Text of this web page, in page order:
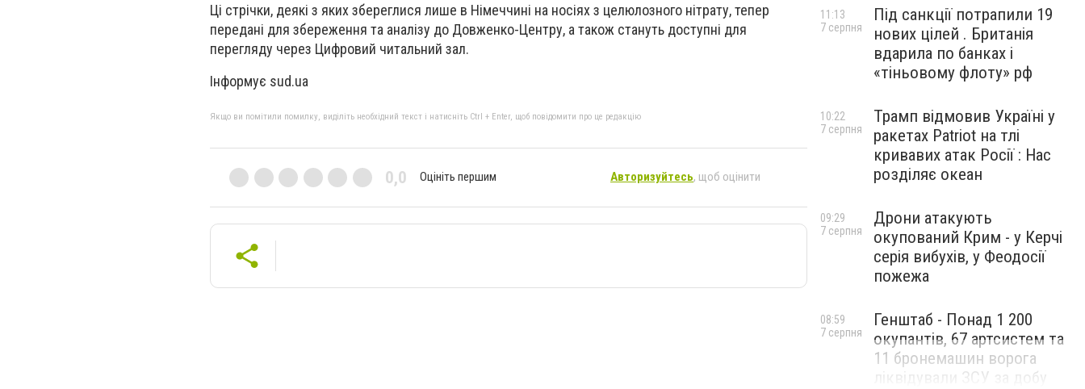
Ці стрічки, деякі з яких збереглися лише в Німеччині на носіях з целюлозного нітрату, тепер
передані для збереження та аналізу до Довженко-Центру, а також стануть доступні для
перегляду через Цифровий читальний зал.
Інформує sud.ua
Якщо ви помітили помилку, виділіть необхідний текст і натисніть Ctrl + Enter, щоб повідомити про це редакцію
0,0 Оцініть першим Авторизуйтесь, щоб оцінити
Під санкції потрапили 19
нових цілей . Британія
вдарила по банках і
«тіньовому флоту» рф
11:13
7 серпня
Трамп відмовив Україні у
ракетах Patriot на тлі
кривавих атак Росії : Нас
розділяє океан
10:22
7 серпня
Дрони атакують
окупований Крим - у Керчі
серія вибухів, у Феодосії
пожежа
09:29
7 серпня
Генштаб - Понад 1 200
окупантів, 67 артсистем та
11 бронемашин ворога
ліквідували ЗСУ за добу
08:59
7 серпня